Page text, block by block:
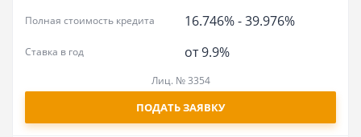
16.746%-39.976%
Полная стоимость кредита
от 9.9%
Ставка в год
Лиц. № 3354
ПОДАТЬ ЗАЯВКУ